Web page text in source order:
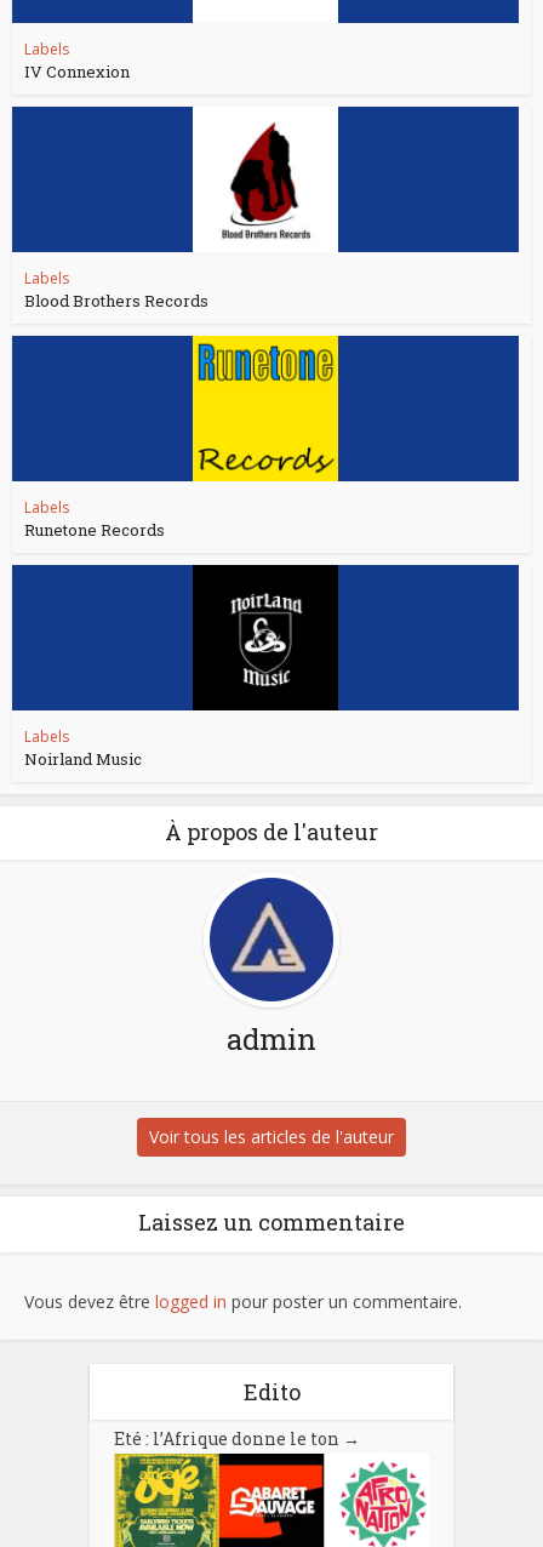
Labels
IV Connexion
Labels
Blood Brothers Records
Labels
Runetone Records
Labels
Noirland Music
À propos de l'auteur
admin
Voir tous les articles de l'auteur
Laissez un commentaire
Vous devez être logged in pour poster un commentaire.
Edito
Eté : l’Afrique donne le ton →